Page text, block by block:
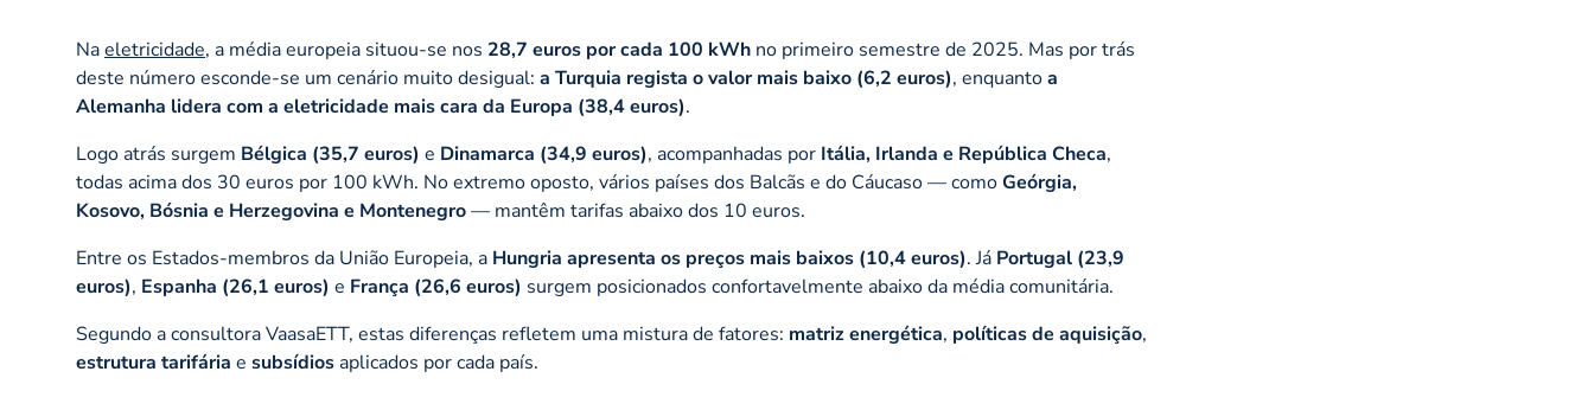
Naeletricidade, a média europeia situou-se nos 28,7 euros por cada 100 kWh no primeiro semestre de 2025. Mas por trás
deste número esconde-se um cenário muito desigual: a Turquia regista o valor mais baixo (6,2 euros), enquantoa
Alemanha lidera com a eletricidade mais cara da Europa (38,4 euros).
Logo atrás surgem Bélgica (35,7 euros) e Dinamarca (34,9 euros), acompanhadas por Itália, Irlanda e República Checa,
todas acima dos 30 euros por 100 kWh. No extremo oposto, vários países dos Balcãs e do Cáucaso — comoGeórgia,
Kosovo, Bósnia e Herzegovina e Montenegro— mantêm tarifas abaixo dos 10 euros.
Entre os Estados-membros da União Europeia, a Hungria apresenta os preços mais baixos (10,4 euros). Já Portugal (23,9
euros), Espanha (26,1 euros) e França (26,6 euros) surgem posicionados confortavelmente abaixo da média comunitária.
Segundo a consultora VaasaETT, estas diferenças refletem uma mistura de fatores: matriz energética, políticas de aquisição,
estrutura tarifária e subsídios aplicados por cada país.